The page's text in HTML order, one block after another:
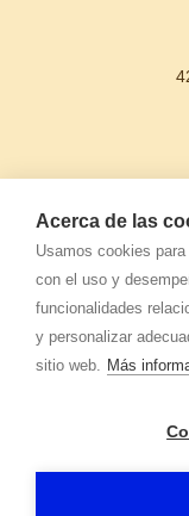
Acerca de las
Usamos cookies
con el uso y
funcionalidades
y personalizar
sitio web. Más
-